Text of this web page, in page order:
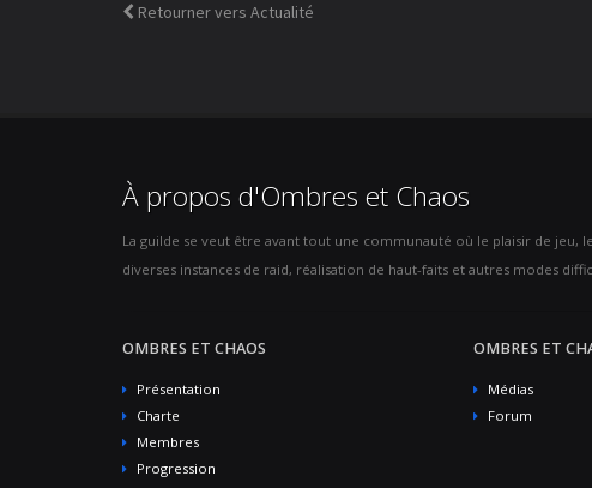
Retourner vers Actualité
À propos d'Ombres et Chaos
La guilde se veut être avant tout une communauté où le plaisir de jeu,
diverses instances de raid, réalisation de haut-faits et autres modes
OMBRES ET CHAOS
Présentation
Charte
Membres
Progression
OMBRES ET
Médias
Forum